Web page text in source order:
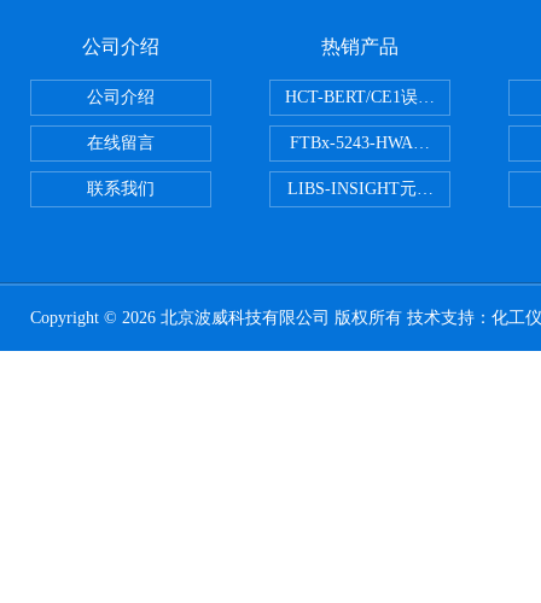
公司介绍
公司介绍
在线留言
联系我们
热销产品
HCT-BERT/CE1误码测试仪
FTBx-5243-HWA光谱分析仪
LIBS-INSIGHT元素光谱分析仪
Copyright © 2026 北京波威科技有限公司 版权所有 技术支持： 化工